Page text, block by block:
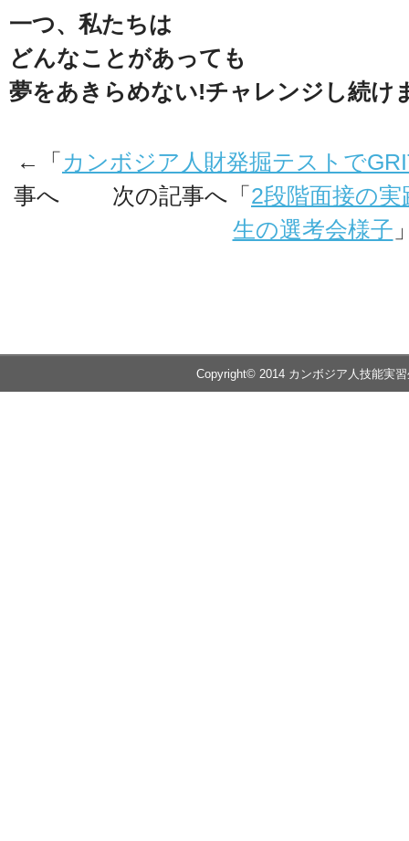
一つ、私たちは
どんなことがあっても
夢をあきらめない!チャレンジし続け
←「 カンボジア人財発掘テストで
事へ 次の記事へ「 2段階面接の
生の選考会様子
Copyright© 2014 カンボジア人技能実